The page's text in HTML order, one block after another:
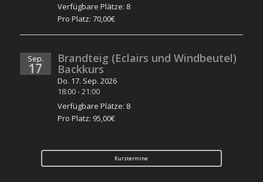
Verfügbare Plätze: 8
Pro Platz: 70,00€
Sep.
17
Brandteig (Eclairs und Windbeutel)
Backkurs
Do. 17. Sep. 2026
18:00-21:00
Verfügbare Plätze: 8
Pro Platz: 95,00€
Kurstermine